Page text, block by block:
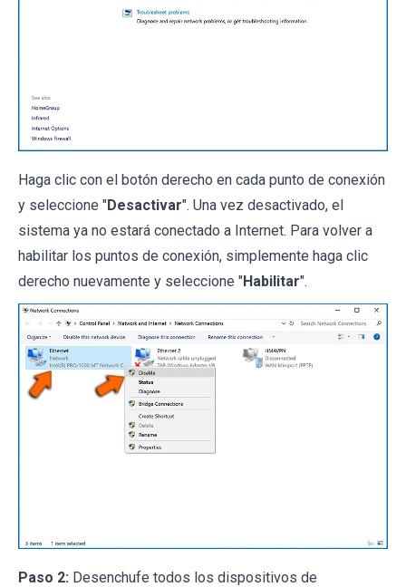
Haga clic con el botón derecho en cada punto de conexión
y seleccione "Desactivar". Una vez desactivado, el
sistema ya no estará conectado a Internet. Para volver a
habilitar los puntos de conexión, simplemente haga clic
derecho nuevamente y seleccione "Habilitar".
Paso 2: Desenchufe todos los dispositivos de